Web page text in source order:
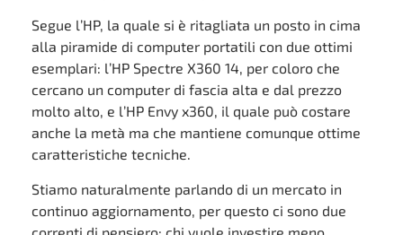
Segue l’HP, la quale si è ritagliata un posto in cima
alla piramide di computer portatili con due ottimi
esemplari: l’HP Spectre X360 14, per coloro che
cercano un computer di fascia alta e dal prezzo
molto alto, e l’HP Envy x360, il quale può costare
anche la metà ma che mantiene comunque ottime
caratteristiche tecniche.
Stiamo naturalmente parlando di un mercato in
continuo aggiornamento, per questo ci sono due